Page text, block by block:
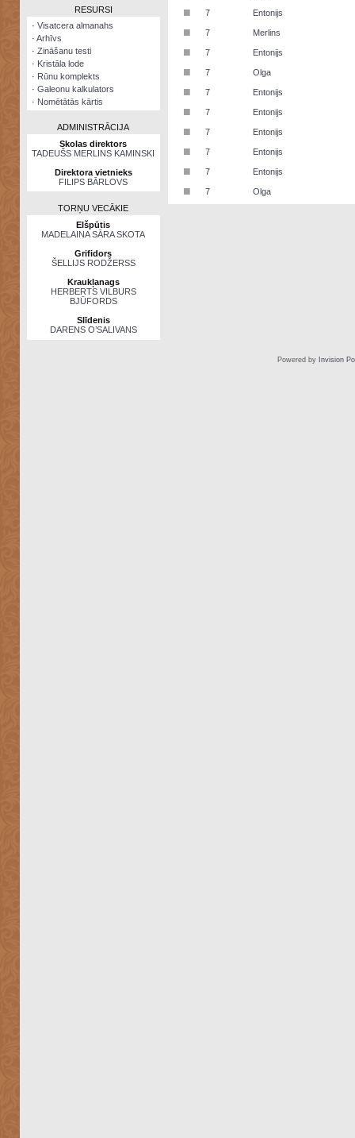
RESURSI
· Visatcera almanahs
· Arhīvs
· Zināšanu testi
· Kristāla lode
· Rūnu komplekts
· Galeonu kalkulators
· Nomētātās kārtis
ADMINISTRĀCIJA
Skolas direktors
TADEUŠS MERLINS KAMINSKI
Direktora vietnieks
FILIPS BĀRLOVS
TORŅU VECĀKIE
Elšpūtis
MADELAINA SĀRA SKOTA
Grifidors
ŠELLIJS RODŽERSS
Kraukļanags
HERBERTS VILBURS
BJŪFORDS
Slīdenis
DARENS O’SALIVANS
■ 7 Entonijs
■ 7 Merlins
■ 7 Entonijs
■ 7 Olga
■ 7 Entonijs
■ 7 Entonijs
■ 7 Entonijs
■ 7 Entonijs
■ 7 Entonijs
■ 7 Olga
Powered by Invision